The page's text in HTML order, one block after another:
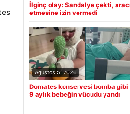
İlginç olay: Sandalye çekti,
etmesine izin vermedi
Ağustos 5, 2026
Domates konservesi bomba gibi
9 aylık bebeğin vücudu yandı